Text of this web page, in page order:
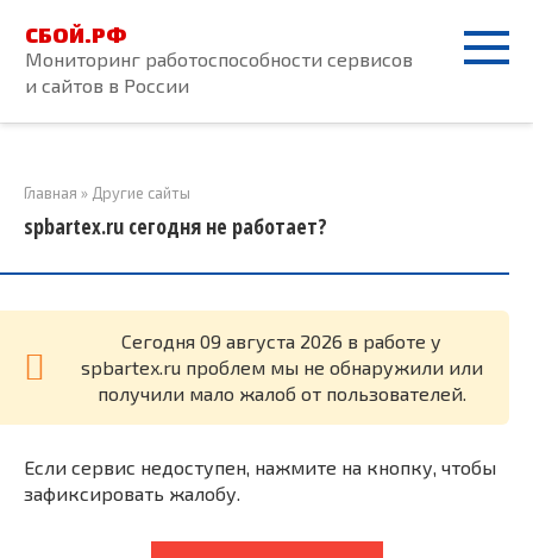
контенту
СБОЙ.РФ
Мониторинг работоспособности сервисов
и сайтов в России
Главная » Другие сайты
spbartex.ru сегодня не работает?
Cегодня 09 августа 2026 в работе у
spbartex.ru проблем мы не обнаружили или
получили мало жалоб от пользователей.
Если сервис недоступен, нажмите на кнопку, чтобы
зафиксировать жалобу.